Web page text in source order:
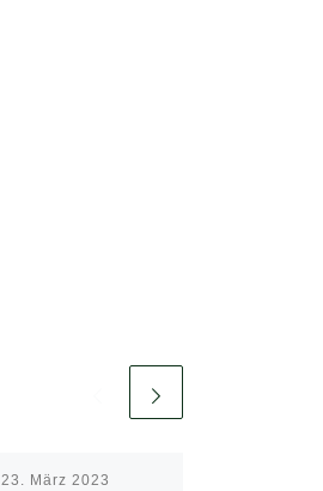
23. März 2023